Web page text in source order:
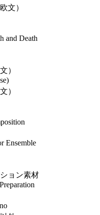
文）
and Death
）
）
Ensemble
ョン素材